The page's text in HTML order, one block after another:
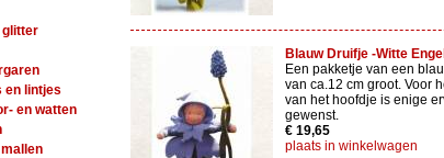
glitter
en lintjes
en watten
Blauw Druifje -Witte
Een pakketje van een
van ca.12 cm groot. Voor
van het hoofdje is enige
gewenst.
€ 19,65
plaats in winkelwagen